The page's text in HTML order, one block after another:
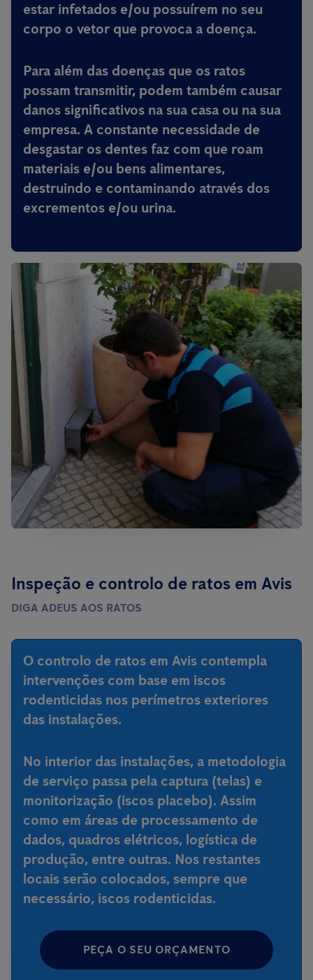
estar infetados e/ou possuírem no seu
corpo o vetor que provoca a doença.
Para além das doenças que os ratos
possam transmitir, podem também causar
danos significativos na sua casa ou na sua
empresa. A constante necessidade de
desgastar os dentes faz com que roam
materiais e/ou bens alimentares,
destruindo e contaminando através dos
excrementos e/ou urina.
Inspeção e controlo de ratos em Avis
DIGA ADEUS AOS RATOS
O controlo de ratos em Avis contempla
intervenções com base em iscos
rodenticidas nos perímetros exteriores
das instalações.
No interior das instalações, a metodologia
de serviço passa pela captura (telas) e
monitorização (iscos placebo). Assim
como em áreas de processamento de
dados, quadros elétricos, logística de
produção, entre outras. Nos restantes
locais serão colocados, sempre que
necessário, iscos rodenticidas.
PEÇA O SEU ORÇAMENTO